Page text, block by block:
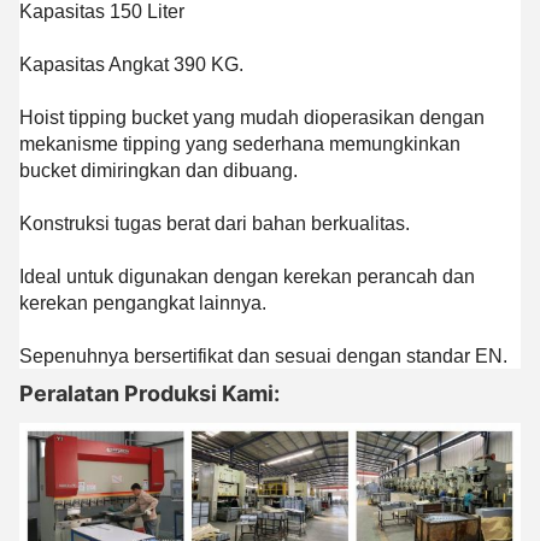
Kapasitas 150 Liter
Kapasitas Angkat 390 KG.
Hoist tipping bucket yang mudah dioperasikan dengan
mekanisme tipping yang sederhana memungkinkan
bucket dimiringkan dan dibuang.
Konstruksi tugas berat dari bahan berkualitas.
Ideal untuk digunakan dengan kerekan perancah dan
kerekan pengangkat lainnya.
Sepenuhnya bersertifikat dan sesuai dengan standar EN.
Peralatan Produksi Kami: